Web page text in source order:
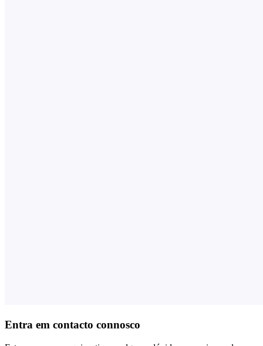
Entra em contacto connosco